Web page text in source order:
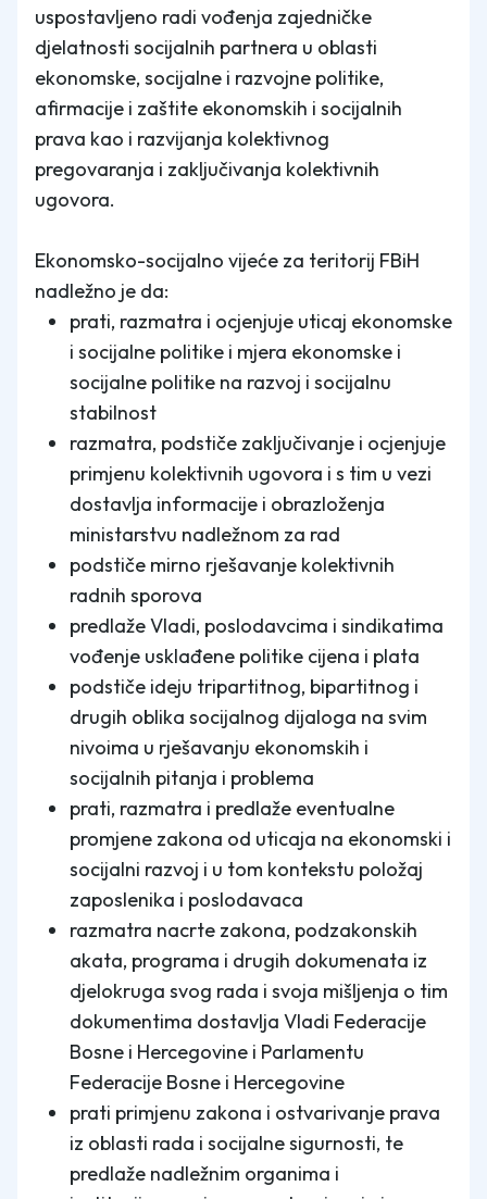
uspostavljeno radi vođenja zajedničke
djelatnosti socijalnih partnera u oblasti
ekonomske, socijalne i razvojne politike,
afirmacije i zaštite ekonomskih i socijalnih
prava kao i razvijanja kolektivnog
pregovaranja i zaključivanja kolektivnih
ugovora.
Ekonomsko-socijalno vijeće za teritorij FBiH
nadležno je da:
prati, razmatra i ocjenjuje uticaj ekonomske
i socijalne politike i mjera ekonomske i
socijalne politike na razvoj i socijalnu
stabilnost
razmatra, podstiče zaključivanje i ocjenjuje
primjenu kolektivnih ugovora i s tim u vezi
dostavlja informacije i obrazloženja
ministarstvu nadležnom za rad
podstiče mirno rješavanje kolektivnih
radnih sporova
predlaže Vladi, poslodavcima i sindikatima
vođenje usklađene politike cijena i plata
podstiče ideju tripartitnog, bipartitnog i
drugih oblika socijalnog dijaloga na svim
nivoima u rješavanju ekonomskih i
socijalnih pitanja i problema
prati, razmatra i predlaže eventualne
promjene zakona od uticaja na ekonomski i
socijalni razvoj i u tom kontekstu položaj
zaposlenika i poslodavaca
razmatra nacrte zakona, podzakonskih
akata, programa i drugih dokumenata iz
djelokruga svog rada i svoja mišljenja o tim
dokumentima dostavlja Vladi Federacije
Bosne i Hercegovine i Parlamentu
Federacije Bosne i Hercegovine
prati primjenu zakona i ostvarivanje prava
iz oblasti rada i socijalne sigurnosti, te
predlaže nadležnim organima i